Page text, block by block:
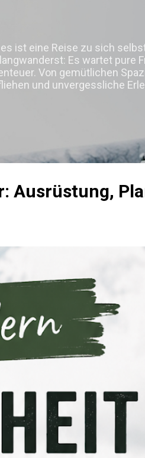
ist eine Reise zu sich
Es wartet pure
Von gemütlichen
und unvergessliche
Ausrüstung,